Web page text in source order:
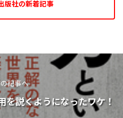
版社の新着記事
記事へ
を説くようになったワケ！